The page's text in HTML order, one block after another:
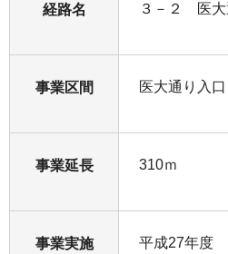
経路名 ３－２ 医大
事業区間 医大通り入
事業延長 310ｍ
事業実施
平成27年度